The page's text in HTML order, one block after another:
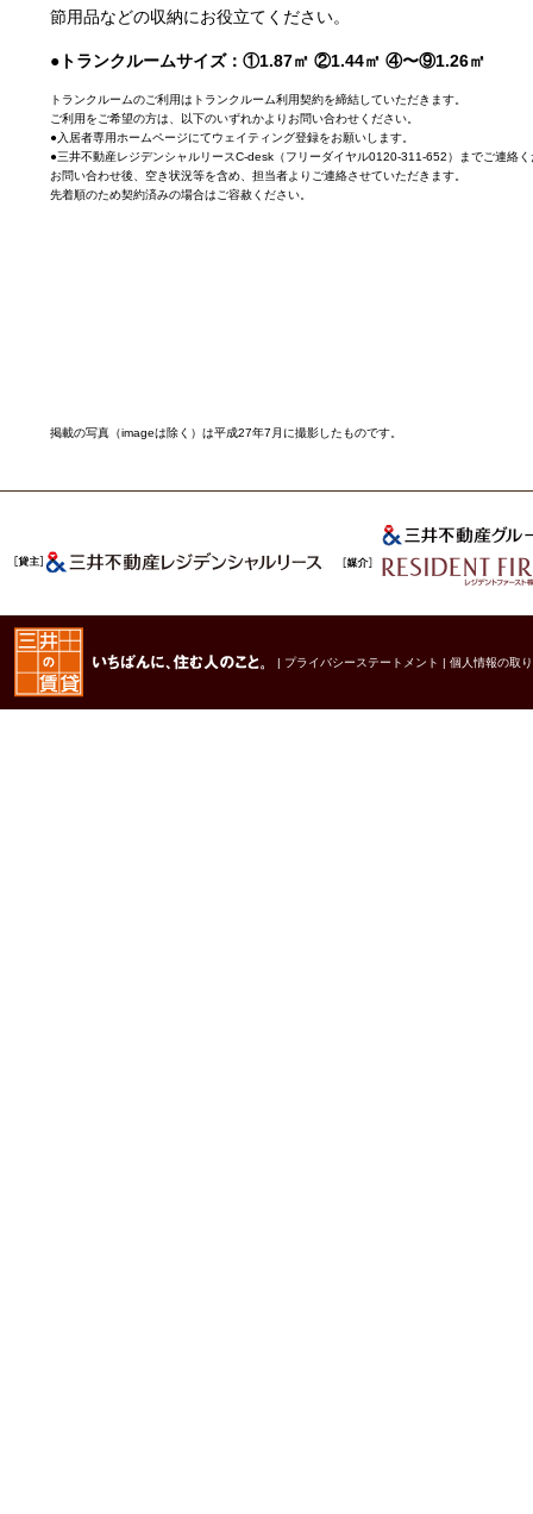
節用品などの収納にお役立てください。
●トランクルームサイズ：①1.87㎡ ②1.44㎡ ④〜⑨1.26㎡
トランクルームのご利用はトランクルーム利用契約を締結していただきます。
ご利用をご希望の方は、以下のいずれかよりお問い合わせください。
●入居者専用ホームページにてウェイティング登録をお願いします。
●三井不動産レジデンシャルリースC-desk（フリーダイヤル0120-311-652）までご連絡く
お問い合わせ後、空き状況等を含め、担当者よりご連絡させていただきます。
先着順のため契約済みの場合はご容赦ください。
掲載の写真（imageは除く）は平成27年7月に撮影したものです。
| プライバシーステートメント | 個人情報の取